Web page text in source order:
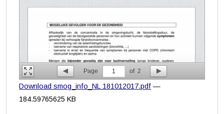
Page 1 of 2
Download smog_info_NL 181012017.pdf —
184.59765625 KB